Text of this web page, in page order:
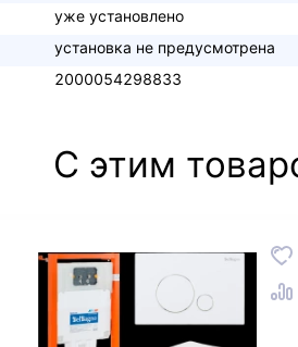
уже установлено
установка не предусмотрена
2000054298833
С этим